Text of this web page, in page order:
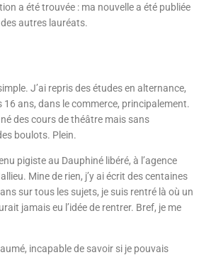
a été trouvée : ma nouvelle a été publiée
autres lauréats.
J’ai repris des études en alternance,
16 ans, dans le commerce, principalement.
des cours de théâtre mais sans
boulots. Plein.
pigiste au Dauphiné libéré, à l’agence
Mine de rien, j’y ai écrit des centaines
sur tous les sujets, je suis rentré là où un
jamais eu l’idée de rentrer. Bref, je me
incapable de savoir si je pouvais